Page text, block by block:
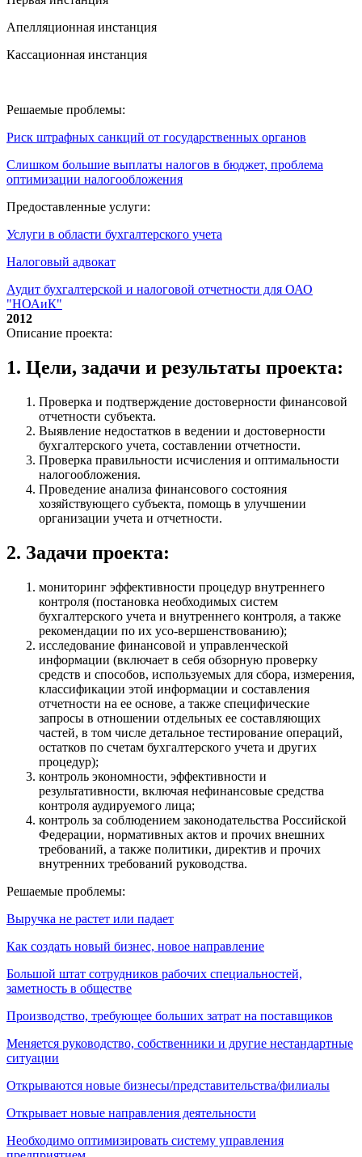
Апелляционная инстанция
Кассационная инстанция
Решаемые проблемы:
Риск штрафных санкций от государственных органов
Слишком большие выплаты налогов в бюджет, проблема
оптимизации налогообложения
Предоставленные услуги:
Услуги в области бухгалтерского учета
Налоговый адвокат
Аудит бухгалтерской и налоговой отчетности для ОАО
"НОАиК"
2012
Описание проекта:
1. Цели, задачи и результаты проекта:
Проверка и подтверждение достоверности финансовой
отчетности субъекта.
Выявление недостатков в ведении и достоверности
бухгалтерского учета, составлении отчетности.
Проверка правильности исчисления и оптимальности
налогообложения.
Проведение анализа финансового состояния
хозяйствующего субъекта, помощь в улучшении
организации учета и отчетности.
2. Задачи проекта:
мониторинг эффективности процедур внутреннего
контроля (постановка необходимых систем
бухгалтерского учета и внутреннего контроля, а также
рекомендации по их усо-вершенствованию);
исследование финансовой и управленческой
информации (включает в себя обзорную проверку
средств и способов, используемых для сбора, измерения,
классификации этой информации и составления
отчетности на ее основе, а также специфические
запросы в отношении отдельных ее составляющих
частей, в том числе детальное тестирование операций,
остатков по счетам бухгалтерского учета и других
процедур);
контроль экономности, эффективности и
результативности, включая нефинансовые средства
контроля аудируемого лица;
контроль за соблюдением законодательства Российской
Федерации, нормативных актов и прочих внешних
требований, а также политики, директив и прочих
внутренних требований руководства.
Решаемые проблемы:
Выручка не растет или падает
Как создать новый бизнес, новое направление
Большой штат сотрудников рабочих специальностей,
заметность в обществе
Производство, требующее больших затрат на поставщиков
Меняется руководство, собственники и другие нестандартные
ситуации
Открываются новые бизнесы/представительства/филиалы
Открывает новые направления деятельности
Необходимо оптимизировать систему управления